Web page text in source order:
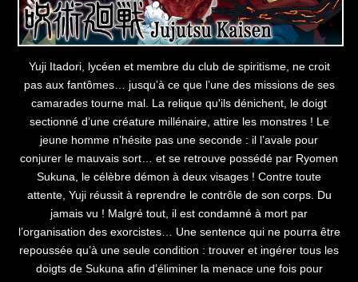
Yuji Itadori, lycéen et membre du club de spiritisme, ne croit
pas aux fantômes… jusqu’à ce que l’une des missions de ses
camarades tourne mal. La relique qu'ils dénichent, le doigt
sectionné d’une créature millénaire, attire les monstres ! Le
jeune homme n’hésite pas une seconde : il l’avale pour
conjurer le mauvais sort… et se retrouve possédé par Ryomen
Sukuna, le célèbre démon à deux visages ! Contre toute
attente, Yuji réussit à reprendre le contrôle de son corps. Du
jamais vu ! Malgré tout, il est condamné à mort par
l’organisation des exorcistes… Une sentence qui ne pourra être
repoussée qu’à une seule condition : trouver et ingérer tous les
doigts de Sukuna afin d’éliminer la menace une fois pour